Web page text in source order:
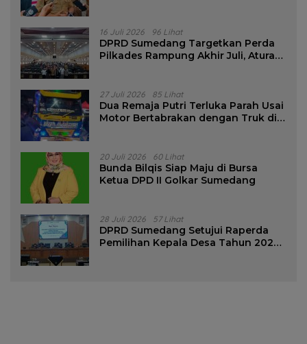
16 Juli 2026 96 Lihat
DPRD Sumedang Targetkan Perda
Pilkades Rampung Akhir Juli, Aturan
27 Juli 2026 85 Lihat
Dua Remaja Putri Terluka Parah Usai
Motor Bertabrakan dengan Truk di
20 Juli 2026 60 Lihat
Bunda Bilqis Siap Maju di Bursa
Ketua DPD II Golkar Sumedang
28 Juli 2026 57 Lihat
DPRD Sumedang Setujui Raperda
Pemilihan Kepala Desa Tahun 2026